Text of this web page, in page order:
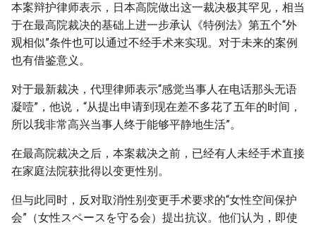
本案辩护律师表示，日本高院做出这一裁决极其罕见，相当
于在最高院裁决的基础上进一步承认《特例法》第五个“外
观相似”条件也可以通过不经手术来实现。对于未来的案例
也有借鉴意义。
对于最新裁决，代理律师表示“感觉当事人在电话那头无语
凝噎”，他说，“从提出申请到现在差不多花了五年的时间，
所以我非常高兴当事人终于能够平静地生活”。
在最高院裁决之后，本案裁决之前，已经有人未经手术直接
在家庭法院获批得以变更性别。
但与此同时，反对取消性别变更手术要求的“女性空间保护
会”（女性スペースを守る会）提出抗议。他们认为，即使